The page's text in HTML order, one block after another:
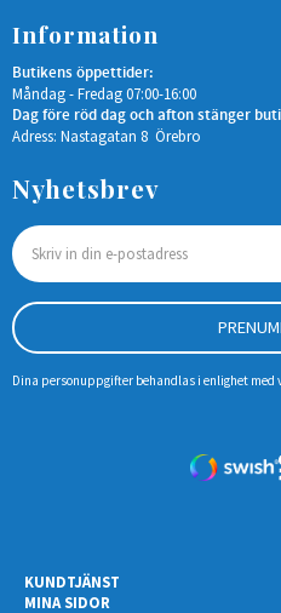
Information
Butikens öppettider:
Måndag - Fredag 07:00-16:00
Dag före röd dag och afton stänger
Adress: Nastagatan 8 Örebro
Nyhetsbrev
Dina personuppgifter behandlas i enlighet med
KUNDTJÄNST
MINA SIDOR